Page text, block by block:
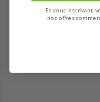
En vous inscrivant,
nos offres